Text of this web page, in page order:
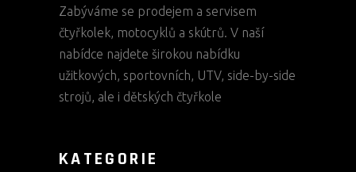
Zabýváme se prodejem a servisem
čtyřkolek, motocyklů a skútrů. V naší
nabídce najdete širokou nabídku
užitkových, sportovních, UTV, side-by-side
strojů, ale i dětských čtyřkole
KATEGORIE